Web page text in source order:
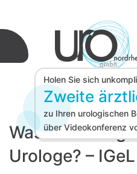
Holen Sie sich
Zweite
zu Ihren urologischen
über Videokonferenz
Was macht
Urologe? – IGeL